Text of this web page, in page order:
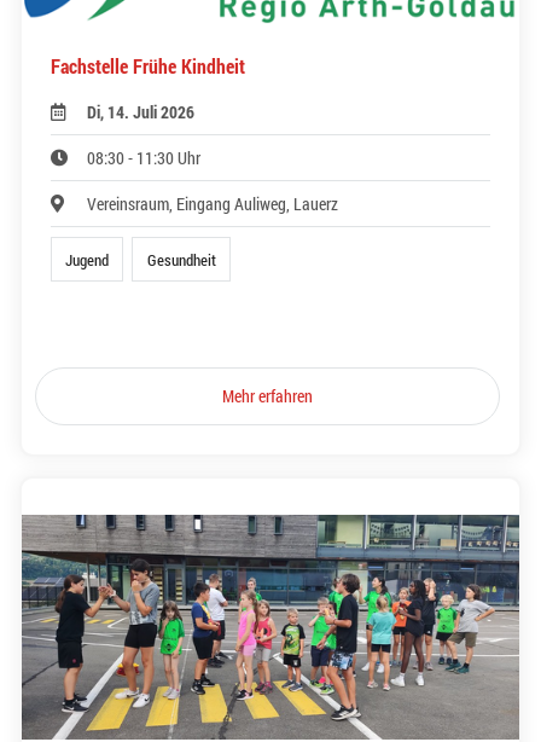
Fachstelle Frühe Kindheit
Di, 14. Juli 2026
08:30 - 11:30 Uhr
Vereinsraum, Eingang Auliweg, Lauerz
Jugend Gesundheit
Mehr erfahren